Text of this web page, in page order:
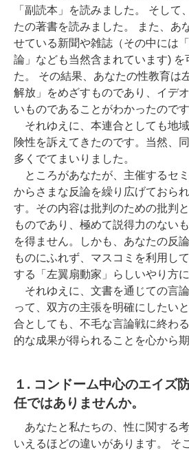
「副読本」を読みました。 そして
たの著書を読みました。 また、あ
せている新聞や雑誌（その中には
論」なども当然含まれています) を
た。 その結果、あなたの性教育は
解放」をめざすものであり、イデ
いものであることがわかったのです
それゆえに、本連合としても地
険性を訴えてきたのです。当然、
多くでてまいりました。
ところがあなたが、主催するセ
からさまな反論を繰り広げておら
す。その内容は批判のための批判
ものであり、極めて説得力のない
を得ません。しかも、あなたの反
ものにふれず、マスコミを利用し
する「左翼扇動家」らしいやり方
それゆえに、文書を通じての言
って、双方の主張を明確にしたい
合としても、不毛な言論戦に終わ
的な成果が得られることを心から
１. コンドーム中心のエイ
任ではありませんか。
あなたと私たちの、性に関する
いえるほどの違いがあります。 そ